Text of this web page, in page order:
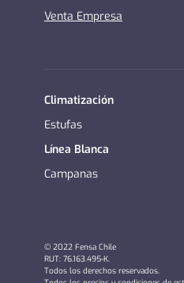
Venta Empresa
Climatización
Estufas
Línea Blanca
Campanas
© 2022 Fensa Chile
RUT: 76.163.495-K.
Todos los derechos reservados.